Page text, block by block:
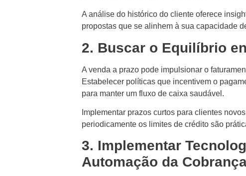
A análise do histórico do cliente oferece
propostas que se alinhem à sua capacidade
2. Buscar o Equilíbrio
A venda a prazo pode impulsionar o
Estabelecer políticas que incentivem o
para manter um fluxo de caixa saudável.
Implementar prazos curtos para clientes
periodicamente os limites de crédito são
3. Implementar
Automação da